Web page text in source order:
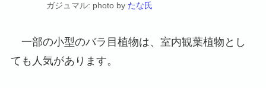
ガジュマル: photo by たな氏
一部の小型のバラ目植物は、室内観葉植物とし
ても人気があります。